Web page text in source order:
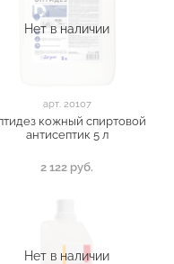
Нет в наличии
арт. 20107
кожный спиртовой
антисептик 5 л
2 122 руб.
Нет в наличии